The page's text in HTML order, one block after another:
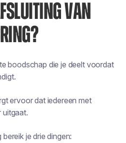
VAN
boodschap die je deelt voordat
ervoor dat iedereen met
uitgaat.
je drie dingen: